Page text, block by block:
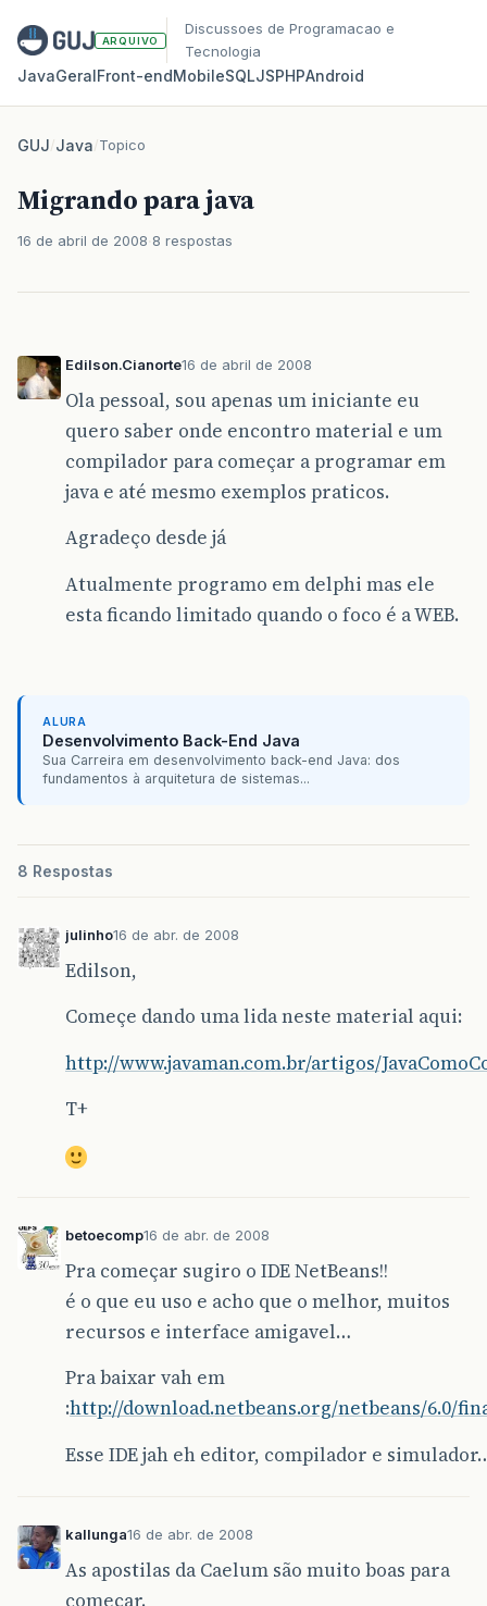
ARQUIVO
Discussoes de Programacao e
Tecnologia
JavaGeralFront‑endMobileSQLJSPHPAndroid
GUJ/Java/Topico
Migrando para java
16 de abril de 2008 8 respostas
Edilson.Cianorte16 de abril de 2008
Ola pessoal, sou apenas um iniciante eu
quero saber onde encontro material e um
compilador para começar a programar em
java e até mesmo exemplos praticos.
Agradeço desde já
Atualmente programo em delphi mas ele
esta ficando limitado quando o foco é a WEB.
ALURA
Desenvolvimento Back-End Java
Sua Carreira em desenvolvimento back-end Java: dos
fundamentos à arquitetura de sistemas...
8 Respostas
julinho16 de abr. de 2008
Edilson,
Começe dando uma lida neste material aqui:
http://www.javaman.com.br/artigos/
T+
betoecomp16 de abr. de 2008
Pra começar sugiro o IDE NetBeans!!
é o que eu uso e acho que o melhor, muitos
recursos e interface amigavel…
Pra baixar vah em
:http://download.netbeans.org/netbeans/6.0/
Esse IDE jah eh editor, compilador e
kallunga16 de abr. de 2008
As apostilas da Caelum são muito boas para
começar.